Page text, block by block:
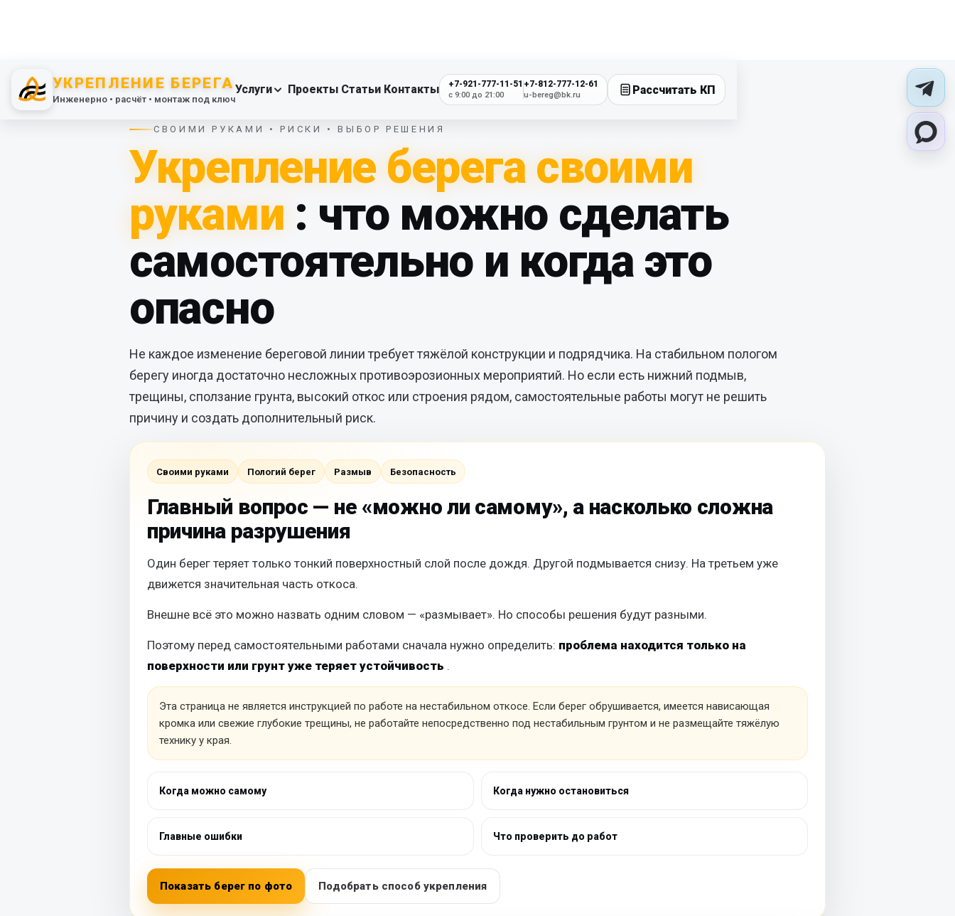
УКРЕПЛЕНИЕ БЕРЕГА
Инженерно • расчёт • монтаж под ключ
Услуги Проекты Статьи Контакты +7-921-777-11-51
с 9:00 до 21:00
+7-812-777-12-61
u-bereg@bk.ru Рассчитать КП
СВОИМИ РУКАМИ • РИСКИ • ВЫБОР РЕШЕНИЯ
Укрепление берега своими
руками : что можно сделать
самостоятельно и когда это
опасно
Не каждое изменение береговой линии требует тяжёлой конструкции и подрядчика. На стабильном пологом
берегу иногда достаточно несложных противоэрозионных мероприятий. Но если есть нижний подмыв,
трещины, сползание грунта, высокий откос или строения рядом, самостоятельные работы могут не решить
причину и создать дополнительный риск.
Своими руками Пологий берег Размыв Безопасность
Главный вопрос — не «можно ли самому», а насколько сложна
причина разрушения
Один берег теряет только тонкий поверхностный слой после дождя. Другой подмывается снизу. На третьем уже
движется значительная часть откоса.
Внешне всё это можно назвать одним словом — «размывает». Но способы решения будут разными.
Поэтому перед самостоятельными работами сначала нужно определить: проблема находится только на
поверхности или грунт уже теряет устойчивость .
Эта страница не является инструкцией по работе на нестабильном откосе. Если берег обрушивается, имеется нависающая
кромка или свежие глубокие трещины, не работайте непосредственно под нестабильным грунтом и не размещайте тяжёлую
технику у края.
Когда можно самому Когда нужно остановиться
Главные ошибки Что проверить до работ
Показать берег по фото Подобрать способ укрепления